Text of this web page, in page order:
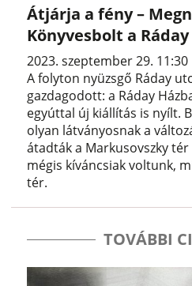
Átjárja a fény –
Könyvesbolt a
2023. szeptember 29. 11:30
A folyton nyüzsgő Ráday
gazdagodott: a Ráday
egyúttal új kiállítás is nyílt.
olyan látványosnak a
átadták a Markusovszky
mégis kíváncsiak voltunk,
tér.
TOVÁBBI